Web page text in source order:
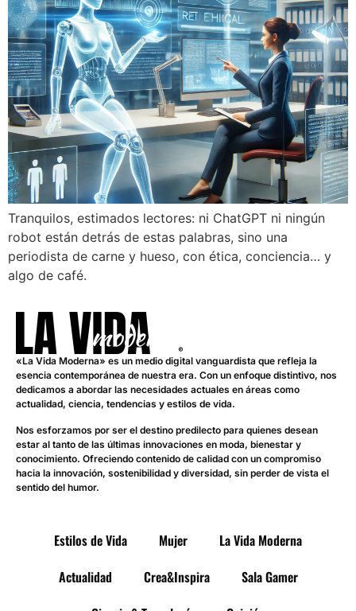
Tranquilos, estimados lectores: ni ChatGPT ni ningún
robot están detrás de estas palabras, sino una
periodista de carne y hueso, con ética, conciencia… y
algo de café.
«La Vida Moderna» es un medio digital vanguardista que refleja la
esencia contemporánea de nuestra era. Con un enfoque distintivo, nos
dedicamos a abordar las necesidades actuales en áreas como
actualidad, ciencia, tendencias y estilos de vida.
Nos esforzamos por ser el destino predilecto para quienes desean
estar al tanto de las últimas innovaciones en moda, bienestar y
conocimiento. Ofreciendo contenido de calidad con un compromiso
hacia la innovación, sostenibilidad y diversidad, sin perder de vista el
sentido del humor.
Estilos de Vida Mujer
La Vida Moderna
Actualidad
Crea&Inspira
Sala Gamer